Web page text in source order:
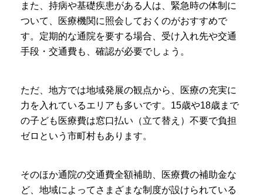
また、持病や基礎疾患がある人は、緊急時の体制に
ついて、医療機関に照会しておくのがおすすめで
す。定期的な通院を要する場合、受け入れ先や交通
手段・交通費も、確認が必要でしょう。
ただ、地方では地域発展の観点から、医療の充実に
力を入れているエリアも多いです。15歳や18歳まで
の子ども医療費は窓口払い（立て替え）不要で負担
ゼロという市町村もあります。
そのほか通院の交通費全額補助、医療費の補助金な
ど、地域によってさまざまな制度が設けられている